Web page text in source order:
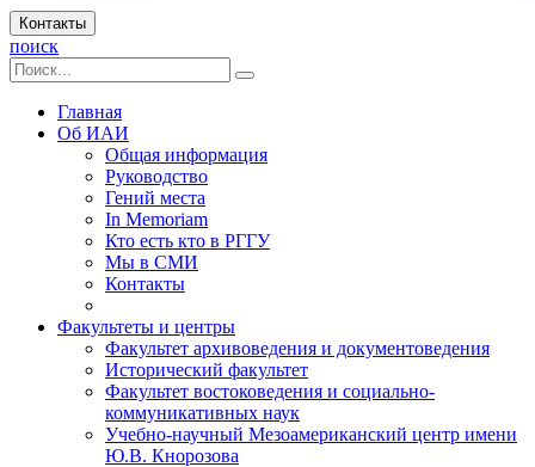
Контакты
поиск
Главная
Об ИАИ
Общая информация
Руководство
Гений места
In Memoriam
Кто есть кто в РГГУ
Мы в СМИ
Контакты
Факультеты и центры
Факультет архивоведения и документоведения
Исторический факультет
Факультет востоковедения и социально-
коммуникативных наук
Учебно-научный Мезоамериканский центр имени
Ю.В. Кнорозова